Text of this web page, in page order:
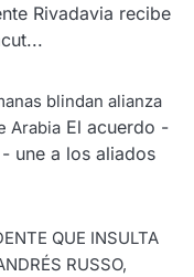
Rivadavia recibe
blindan alianza
Arabia El acuerdo -
une a los aliados
QUE INSULTA
RUSSO,